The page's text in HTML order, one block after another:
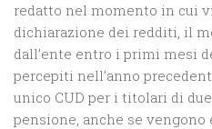
redatto nel momento in cui
dichiarazione dei redditi, il
dall’ente entro i primi mesi
percepiti nell’anno
unico CUD per i titolari di
pensione, anche se